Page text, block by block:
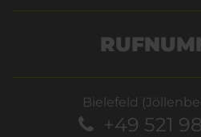
Bielefeld
+49 521